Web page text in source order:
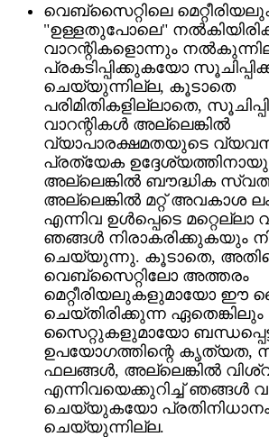
വെബ്‌സൈറ്റിലെ
"ഉള്ളതുപോലെ"
വാറന്റികളൊന്നും
പ്രകടിപ്പിക്കുകയോ
ചെയ്യുന്നില്ല, കൂടാതെ
പരിമിതികളില്ലാതെ,
വാറന്റികൾ അല്ലെങ്കിൽ
വ്യാപാരക്ഷമതയുടെ
പ്രത്യേക
അല്ലെങ്കിൽ ബൗദ്ധിക
അല്ലെങ്കിൽ മറ്റ് അവകാശ
എന്നിവ ഉൾപ്പെടെ മറ്റെല്ലാ
ഞങ്ങൾ നിരാകരിക്കുകയും
ചെയ്യുന്നു. കൂടാതെ,
വെബ്‌സൈറ്റിലോ അത്തരം
മെറ്റീരിയലുകളുമായോ ഈ
ചെയ്‌തിരിക്കുന്ന ഏതെങ്കിലും
സൈറ്റുകളുമായോ
ഉപയോഗത്തിന്റെ കൃത്യത,
ഫലങ്ങൾ, അല്ലെങ്കിൽ
എന്നിവയെക്കുറിച്ച് ഞങ്ങൾ
ചെയ്യുകയോ
ചെയ്യുന്നില്ല.